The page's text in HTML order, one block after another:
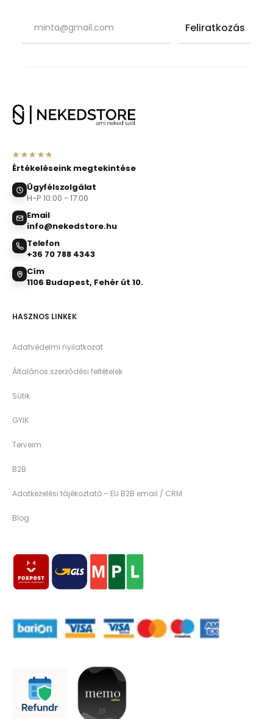
★★★★★
Értékeléseink megtekintése
Ügyfélszolgálat
H-P 10:00 - 17:00
Email
info@nekedstore.hu
Telefon
+36 70 788 4343
Cím
1106 Budapest, Fehér út 10.
HASZNOS LINKEK
Adatvédelmi nyilatkozat
Általános szerződési feltételek
Sütik
GYIK
Terveim
B2B
Adatkezelési tájékoztató – EU B2B email / CRM
Blog